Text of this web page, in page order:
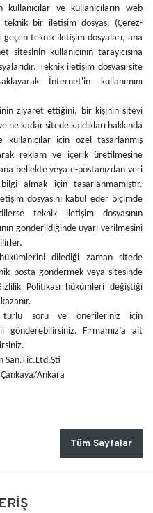
ve kullanıcıların web
teknik bir iletişim dosyası (Çerez-
teknik iletişim dosyaları, ana
kullanıcının tarayıcısına
Teknik iletişim dosyası site
İnternet'in kullanımını
ziyaret ettiğini, bir kişinin siteyi
kadar sitede kaldıkları hakkında
için özel tasarlanmış
reklam ve içerik üretilmesine
bellekte veya e-postanızdan veri
almak için tasarlanmamıştır.
dosyasını kabul eder biçimde
teknik iletişim dosyasının
gönderildiğinde uyarı verilmesini
dilediği zaman sitede
posta göndermek veya sitesinde
Politikası hükümleri değiştiği
soru ve önerileriniz için
gönderebilirsiniz. Firmamız’a ait
San.Tic.Ltd.Şti
Ankara
Tüm Sayfalar